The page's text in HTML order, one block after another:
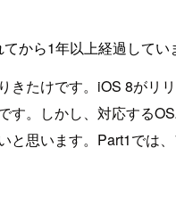
から1年以上経過して
きたけです。iOS 8がリ
す。しかし、対応する
と思います。Part1では